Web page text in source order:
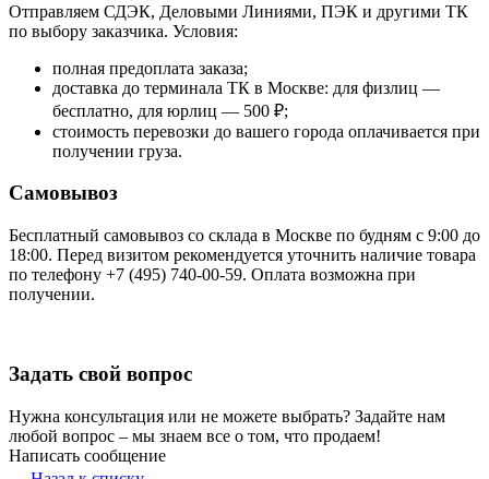
Отправляем СДЭК, Деловыми Линиями, ПЭК и другими ТК
по выбору заказчика. Условия:
полная предоплата заказа;
доставка до терминала ТК в Москве: для физлиц —
бесплатно, для юрлиц — 500 ₽;
стоимость перевозки до вашего города оплачивается при
получении груза.
Самовывоз
Бесплатный самовывоз со склада в Москве по будням с 9:00 до
18:00. Перед визитом рекомендуется уточнить наличие товара
по телефону +7 (495) 740-00-59. Оплата возможна при
получении.
Задать свой вопрос
Нужна консультация или не можете выбрать? Задайте нам
любой вопрос – мы знаем все о том, что продаем!
Написать сообщение